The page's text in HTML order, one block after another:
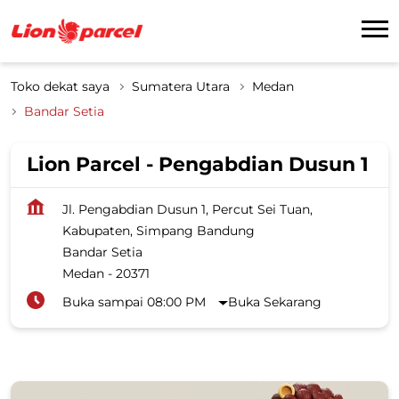
Toko dekat saya Sumatera Utara
Medan
Bandar Setia
Lion Parcel - Pengabdian Dusun 1
Jl. Pengabdian Dusun 1, Percut Sei Tuan,
Kabupaten, Simpang Bandung
Bandar Setia
Medan - 20371
Buka sampai 08:00 PM
Buka Sekarang